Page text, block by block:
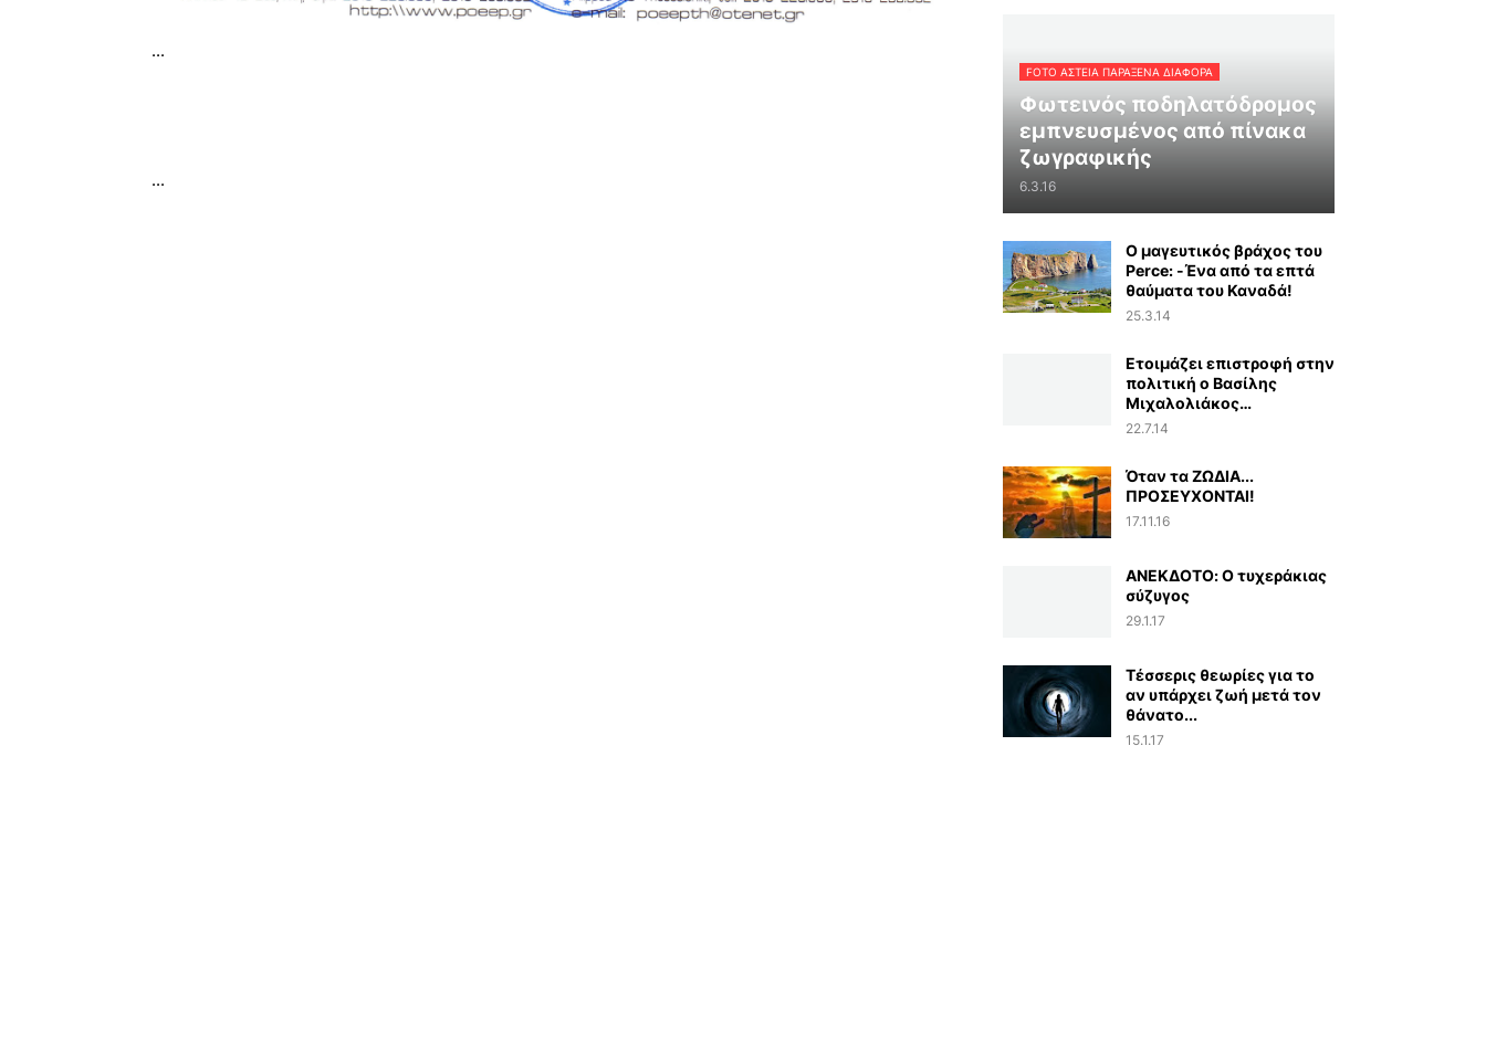
...
...
FOTO ΑΣΤΕΙΑ ΠΑΡΑΞΕΝΑ ΔΙΑΦΟΡΑ
Φωτεινός ποδηλατόδρομος
εμπνευσμένος από πίνακα
ζωγραφικής
6.3.16
Ο μαγευτικός βράχος του
Perce: -Ένα από τα επτά
θαύματα του Καναδά!
25.3.14
Ετοιμάζει επιστροφή στην
πολιτική ο Βασίλης
Μιχαλολιάκος…
22.7.14
Όταν τα ΖΩΔΙΑ...
ΠΡΟΣΕΥΧΟΝΤΑΙ!
17.11.16
ΑΝΕΚΔΟΤΟ: Ο τυχεράκιας
σύζυγος
29.1.17
Τέσσερις θεωρίες για το
αν υπάρχει ζωή μετά τον
θάνατο...
15.1.17